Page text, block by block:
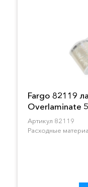
Fargo 82119
Overlaminate
Артикул 82119
Расходные